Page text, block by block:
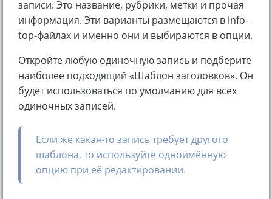
записи. Это название, рубрики, метки и прочая
информация. Эти варианты размещаются в info-
top-файлах и именно они и выбираются в опции.
Откройте любую одиночную запись и подберите
наиболее подходящий «Шаблон заголовков». Он
будет использоваться по умолчанию для всех
одиночных записей.
Если же какая-то запись требует другого
шаблона, то используйте одноимённую
опцию при её редактировании.